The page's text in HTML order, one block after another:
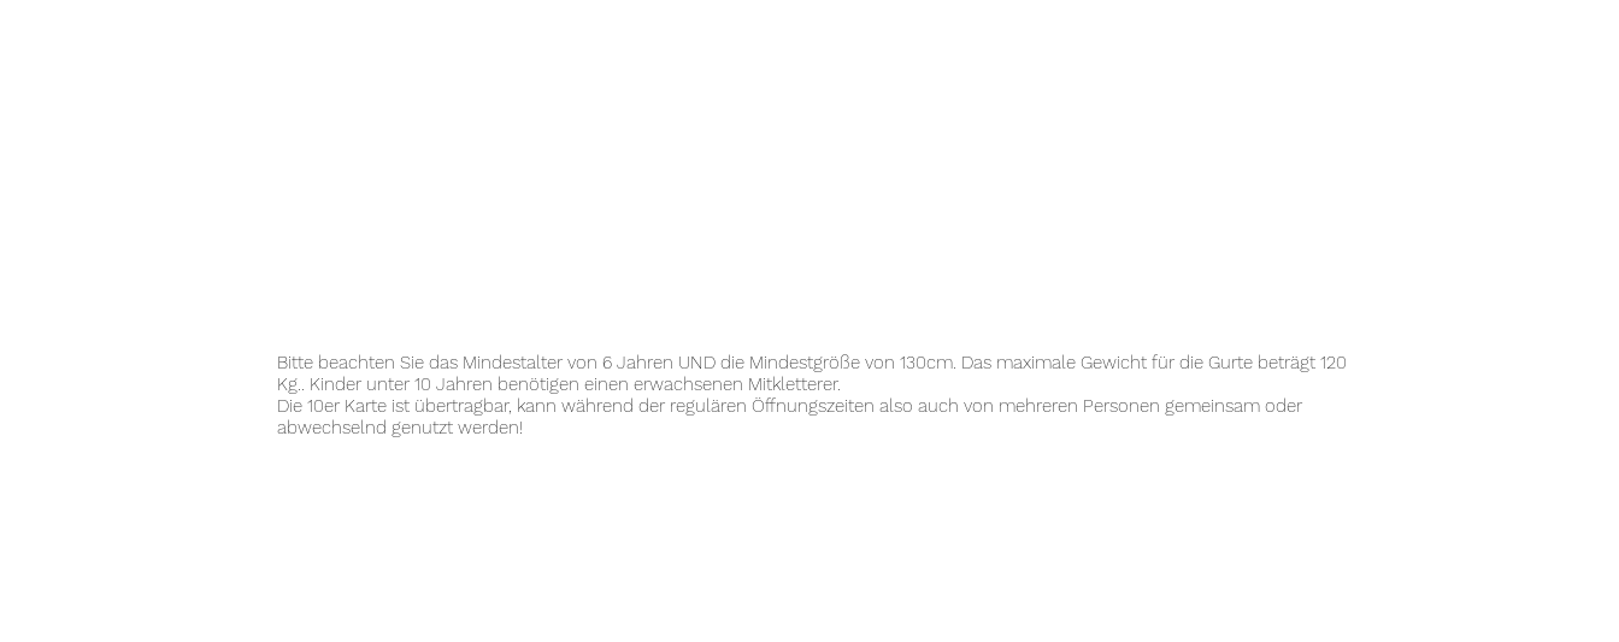
Bitte beachten Sie das Mindestalter von 6 Jahren UND die Mindestgröße von 130cm. Das maximale Gewicht für die Gurte beträgt 120
Kg.. Kinder unter 10 Jahren benötigen einen erwachsenen Mitkletterer.
Die 10er Karte ist übertragbar, kann während der regulären Öffnungszeiten also auch von mehreren Personen gemeinsam oder
abwechselnd genutzt werden!